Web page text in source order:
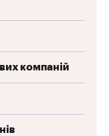
компаній